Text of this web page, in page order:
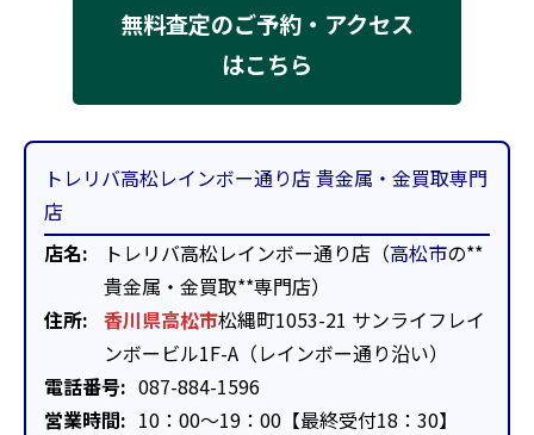
無料査定のご予約・アクセス
はこちら
トレリバ高松レインボー通り店 貴金属・金買取専門
店
店名:
トレリバ高松レインボー通り店（高松市の**
貴金属・金買取**専門店）
住所: 香川県高松市松縄町1053-21 サンライフレイ
ンボービル1F-A（レインボー通り沿い）
電話番号: 087-884-1596
営業時間: 10：00～19：00【最終受付18：30】